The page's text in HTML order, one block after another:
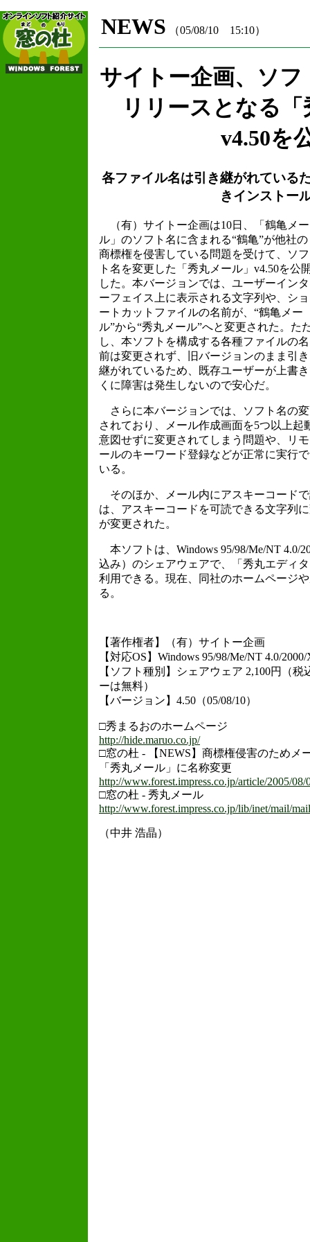
NEWS （05/08/10 15:10）
サイトー企画、ソ
リリースとなる
v4.50を
各ファイル名は引き継がれている
きインストー
（有）サイトー企画は10日、「鶴亀メー
ル」のソフト名に含まれる“鶴亀”が他社の
商標権を侵害している問題を受けて、ソフ
ト名を変更した「秀丸メール」v4.50を公
した。本バージョンでは、ユーザーインタ
ーフェイス上に表示される文字列や、ショ
ートカットファイルの名前が、“鶴亀メー
ル”から“秀丸メール”へと変更された。た
し、本ソフトを構成する各種ファイルの名
前は変更されず、旧バージョンのまま引き
継がれているため、既存ユーザーが上書
くに障害は発生しないので安心だ。
さらに本バージョンでは、ソフト名の
されており、メール作成画面を5つ以上
意図せずに変更されてしまう問題や、リ
ールのキーワード登録などが正常に実行
いる。
そのほか、メール内にアスキーコード
は、アスキーコードを可読できる文字列
が変更された。
本ソフトは、Windows 95/98/Me/NT 4.0/
込み）のシェアウェアで、「秀丸エディ
利用できる。現在、同社のホームページ
る。
【著作権者】（有）サイトー企画
【対応OS】Windows 95/98/Me/NT 4.0/2000/
【ソフト種別】シェアウェア 2,100円（
ーは無料）
【バージョン】4.50（05/08/10）
□秀まるおのホームページ
http://hide.maruo.co.jp/
□窓の杜 - 【NEWS】商標権侵害のためメ
「秀丸メール」に名称変更
http://www.forest.impress.co.jp/article/2005/08/
□窓の杜 - 秀丸メール
http://www.forest.impress.co.jp/lib/inet/mail/
（中井 浩晶）